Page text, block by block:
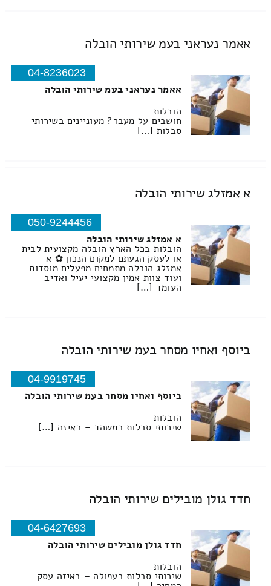
אאמר נעראני בעמ שירותי הובלה
04-8236023
אאמר נעראני בעמ שירותי הובלה
הובלות
חושבים על מעבר? מעוניינים בשירותי
סבלות […]
א אמזלג שירותי הובלה
050-9244456
א אמזלג שירותי הובלה
הובלות בכל הארץ הובלה מקצועית לבית
או לעסק הגעתם למקום הנכון ✿ א
אמזלג הובלה מתמחים מפעלים מוסדות
ועוד צוות אמין מקצועי יעיל ואדיב
העומד […]
ביוסף ואחיו מסחר בעמ שירותי הובלה
04-9919745
ביוסף ואחיו מסחר בעמ שירותי הובלה
הובלות
שירותי סבלות במשהד – באיזה […]
חדד גולן מובילים שירותי הובלה
04-6427693
חדד גולן מובילים שירותי הובלה
הובלות
שירותי סבלות בעפולה – באיזה עסק